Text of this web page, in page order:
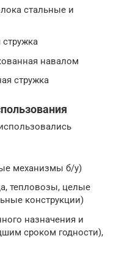
стальные и
стружка
навалом
стружка
механизмы б/у)
тепловозы, целые
конструкции)
назначения и
сроком годности),